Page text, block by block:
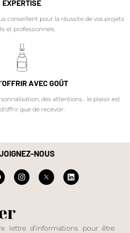
EXPERTISE
conseillent pour la réussite de vos projets
et professionnels.
AVEC GOÛT
des attentions… le plaisir est
que de recevoir.
NOUS
lettre d’informations pour être